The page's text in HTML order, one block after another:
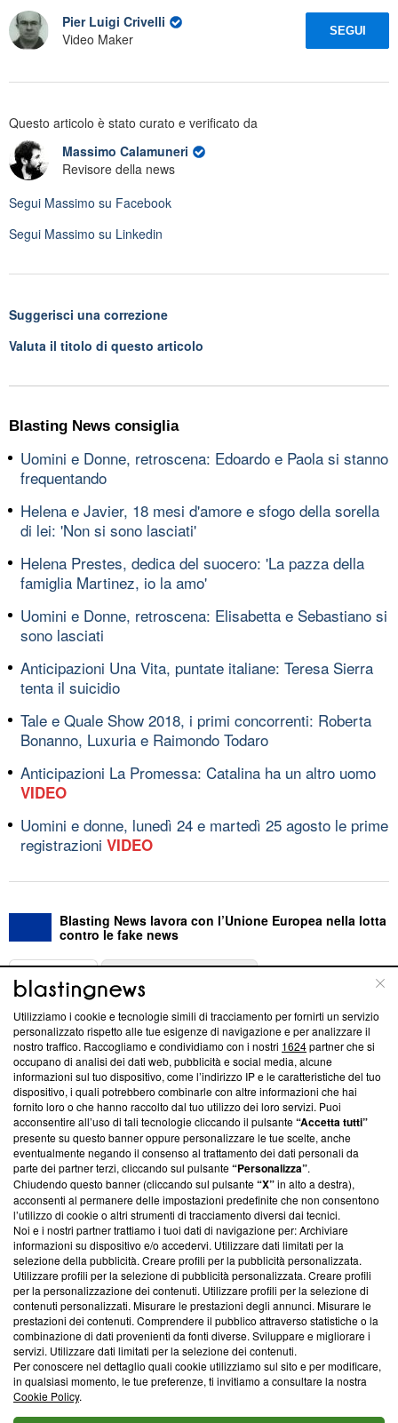
Pier Luigi Crivelli
Video Maker
SEGUI
Questo articolo è stato curato e verificato da
Massimo Calamuneri
Revisore della news
Segui Massimo su Facebook
Segui Massimo su Linkedin
Suggerisci una correzione
Valuta il titolo di questo articolo
Blasting News consiglia
Uomini e Donne, retroscena: Edoardo e Paola si stanno
frequentando
Helena e Javier, 18 mesi d'amore e sfogo della sorella
di lei: 'Non si sono lasciati'
Helena Prestes, dedica del suocero: 'La pazza della
famiglia Martinez, io la amo'
Uomini e Donne, retroscena: Elisabetta e Sebastiano si
sono lasciati
Anticipazioni Una Vita, puntate italiane: Teresa Sierra
tenta il suicidio
Tale e Quale Show 2018, i primi concorrenti: Roberta
Bonanno, Luxuria e Raimondo Todaro
Anticipazioni La Promessa: Catalina ha un altro uomo
VIDEO
Uomini e donne, lunedì 24 e martedì 25 agosto le prime
registrazioni VIDEO
Blasting News lavora con l’Unione Europea nella lotta
contro le fake news
ABOUT
Questa sezione offre informazioni trasparenti su Blasting
News, sui nostri processi editoriali e su come ci impegniamo a
creare news di qualità. Inoltre, afferma la nostra aderenza a
‘Trust Project - News with Integrity’Blasting News non è
ancora membro del programma, ma ha richiesto di farne
parte; Trust Project non ha ancora effettuato una verifica di
conformità agli standard.
Su di noi
Team editoriale
Corporate
Redazione
Informativa Privacy
Cookie Policy
Blasting SA, IDI CHE-247.845.224, Via Carlo Frasca, 3 - 6900
Lugano (Svizzera) Tel:+39 0690258937
© 2026 Blasting News
Utilizziamo i cookie e tecnologie simili di tracciamento per fornirti un servizio
personalizzato rispetto alle tue esigenze di navigazione e per analizzare il
nostro traffico. Raccogliamo e condividiamo con i nostri 1624partner che si
occupano di analisi dei dati web, pubblicità e social media, alcune
informazioni sul tuo dispositivo, come l’indirizzo IP e le caratteristiche del tuo
dispositivo, i quali potrebbero combinarle con altre informazioni che hai
fornito loro o che hanno raccolto dal tuo utilizzo dei loro servizi. Puoi
acconsentire all’uso di tali tecnologie cliccando il pulsante“Accetta tutti”
presente su questo banner oppure personalizzare le tue scelte, anche
eventualmente negando il consenso al trattamento dei dati personali da
parte dei partner terzi, cliccando sul pulsante“Personalizza”.
Chiudendo questo banner (cliccando sul pulsante“X”in alto a destra),
acconsenti al permanere delle impostazioni predefinite che non consentono
l’utilizzo di cookie o altri strumenti di tracciamento diversi dai tecnici.
Noi e i nostri partner trattiamo i tuoi dati di navigazione per: Archiviare
informazioni su dispositivo e/o accedervi. Utilizzare dati limitati per la
selezione della pubblicità. Creare profili per la pubblicità personalizzata.
Utilizzare profili per la selezione di pubblicità personalizzata. Creare profili
per la personalizzazione dei contenuti. Utilizzare profili per la selezione di
contenuti personalizzati. Misurare le prestazioni degli annunci. Misurare le
prestazioni dei contenuti. Comprendere il pubblico attraverso statistiche o la
combinazione di dati provenienti da fonti diverse. Sviluppare e migliorare i
servizi. Utilizzare dati limitati per la selezione dei contenuti.
Per conoscere nel dettaglio quali cookie utilizziamo sul sito e per modificare,
in qualsiasi momento, le tue preferenze, ti invitiamo a consultare la nostra
Cookie Policy.